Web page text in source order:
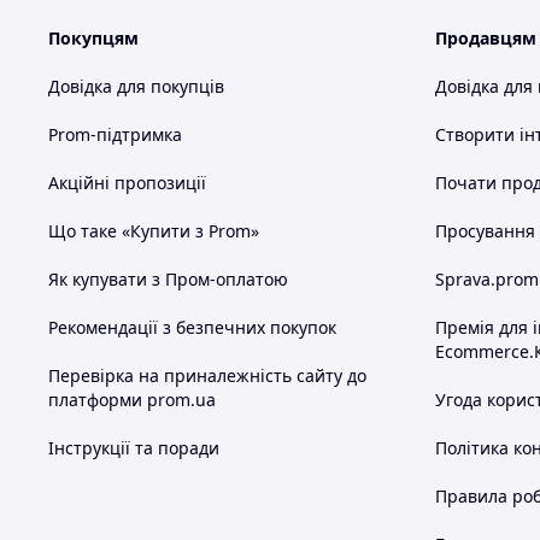
Покупцям
Довідка для покупців
Prom-підтримка
Акційні пропозиції
Що таке «Купити з Prom»
Як купувати з Пром-оплатою
Рекомендації з безпечних покупок
Перевірка на приналежність сайту до
платформи prom.ua
Інструкції та поради
Продавцям
Довідка для
Створити
Почати
Просування
Премія для
Угода
Політика
Правила